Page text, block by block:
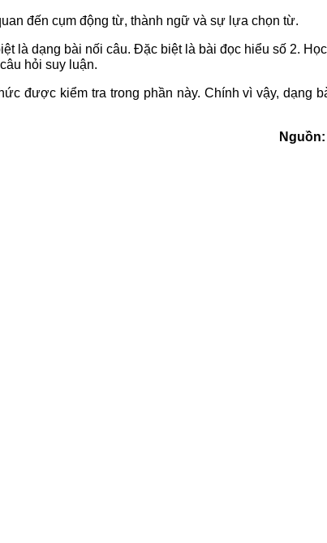
đến cụm động từ, thành ngữ và sự lựa chọn từ.
là dạng bài nối câu. Đặc biệt là bài đọc hiểu số 2.
hỏi suy luận.
được kiểm tra trong phần này. Chính vì vậy, dạng
Nguồn: